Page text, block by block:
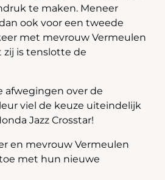
te maken. Meneer
ook voor een tweede
met mevrouw Vermeulen
zij is tenslotte de
afwegingen over de
viel de keuze uiteindelijk
Jazz Crosstar!
en mevrouw Vermeulen
met hun nieuwe